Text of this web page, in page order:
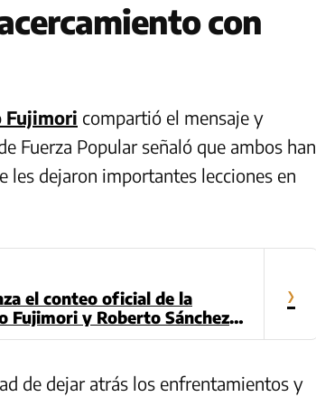
con
Fujimori compartió el mensaje y
Fuerza Popular señaló que ambos han
les dejaron importantes lecciones en
el conteo oficial de la
Fujimori y Roberto Sánchez
›
de dejar atrás los enfrentamientos y